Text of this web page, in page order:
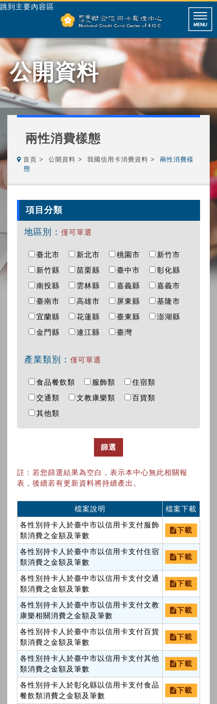
跳到主要內容區
公開資料
兩性消費樣態
首頁 公開資料 我國信用卡消費資料
兩性消費樣
態
項目分類
地區別： 僅可單選
臺北市 新北市 桃園市
新竹市
新竹縣
苗栗縣 臺中市
彰化縣
南投縣
雲林縣 嘉義縣
嘉義市
臺南市
高雄市 屏東縣
基隆市
宜蘭縣
花蓮縣 臺東縣
澎湖縣
金門縣
連江縣 臺灣
產業類別： 僅可單選
食品餐飲類 服飾類
住宿類
交通類
文教康樂類
百貨類
其他類
篩選
註：若您篩選結果為空白，表示本中心無此相關報
表，後續若有更新資料將持續產出。
檔案說明
檔案下載
各性別持卡人於臺中市以信用卡支付服飾
類消費之金額及筆數
下載
各性別持卡人於臺中市以信用卡支付住宿
類消費之金額及筆數
下載
各性別持卡人於臺中市以信用卡支付交通
類消費之金額及筆數
下載
各性別持卡人於臺中市以信用卡支付文教
康樂相關消費之金額及筆數
下載
各性別持卡人於臺中市以信用卡支付百貨
類消費之金額及筆數
下載
各性別持卡人於臺中市以信用卡支付其他
類消費之金額及筆數
下載
各性別持卡人於彰化縣以信用卡支付食品
餐飲類消費之金額及筆數
下載